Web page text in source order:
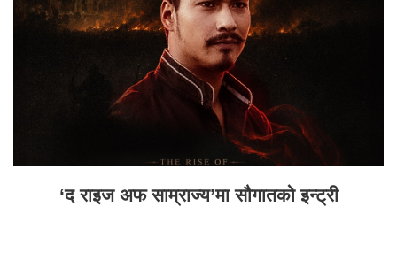
‘द राइज अफ साम्राज्य’मा सौगातको इन्ट्री